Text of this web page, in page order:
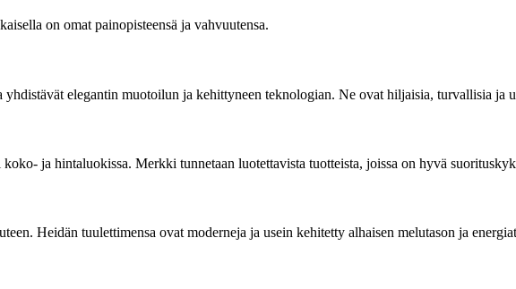
on omat painopisteensä ja vahvuutensa.
elegantin muotoilun ja kehittyneen teknologian. Ne ovat hiljaisia, turvallisia ja
ja hintaluokissa. Merkki tunnetaan luotettavista tuotteista, joissa on hyvä
Heidän tuulettimensa ovat moderneja ja usein kehitetty alhaisen melutason ja